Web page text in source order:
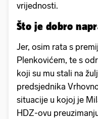
vrijednosti.
Što je dobro
Jer, osim rata s
Plenkovićem, te s
koji su mu stali na
predsjednika
situacije u kojoj je
HDZ-ovu